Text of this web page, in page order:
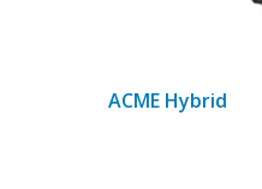
ACME Hybrid